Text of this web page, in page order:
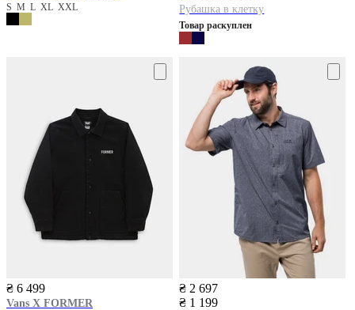
S M L XL XXL
Рубашка в клетку
Товар раскуплен
₴ 6 499
Vans X FORMER
₴ 2 697
₴ 1 199